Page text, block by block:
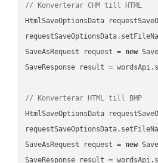
// Konverterar CHM till HTML
HtmlSaveOptionsData
SaveAsRequest request = new
SaveResponse result =
// Konverterar HTML till BMP
HtmlSaveOptionsData
SaveAsRequest request = new